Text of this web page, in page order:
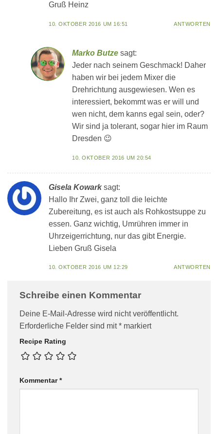
Gruß Heinz
10. OKTOBER 2016 UM 16:51 ANTWORTEN
Marko Butze sagt:
Jeder nach seinem Geschmack! Daher
haben wir bei jedem Mixer die
Drehrichtung ausgewiesen. Wen es
interessiert, bekommt was er will und
wen nicht, dem kanns egal sein, oder?
Wir sind ja tolerant, sogar hier im Raum
Dresden 😉
10. OKTOBER 2016 UM 20:54
Gisela Kowark sagt:
Hallo Ihr Zwei, ganz toll die leichte
Zubereitung, es ist auch als Rohkostsuppe zu
essen. Ganz wichtig, Umrühren immer in
Uhrzeigerrichtung, nur das gibt Energie.
Lieben Gruß Gisela
10. OKTOBER 2016 UM 12:29 ANTWORTEN
Schreibe einen Kommentar
Deine E-Mail-Adresse wird nicht veröffentlicht.
Erforderliche Felder sind mit* markiert
Recipe Rating
Kommentar*